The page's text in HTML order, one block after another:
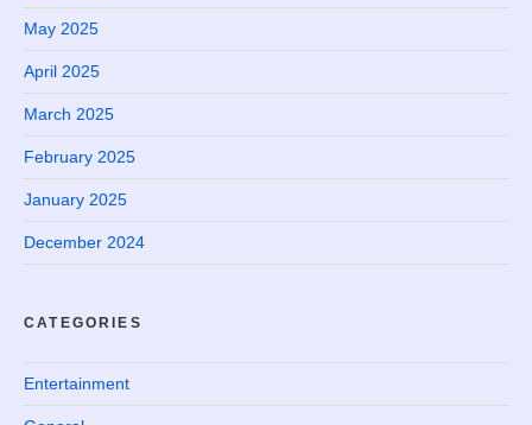
May 2025
April 2025
March 2025
February 2025
January 2025
December 2024
CATEGORIES
Entertainment